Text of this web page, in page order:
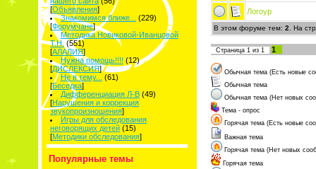
[Объявления]
Знакомимся ближе...
(229)
[Форумчане]
Методика Новиковой-Иванцовой
Т.Н. (551)
[АЛАЛИЯ]
Нужна помощь!!!! (12)
[ДИСЛЕКСИЯ]
Не в тему...
(61)
[Беседка]
Дифференциация Л-В (49)
[Нарушения и коррекция
звукопроизношения]
Игры для обследования
неговорящих детей (15)
[Методики обследования]
Популярные темы
Логоур
В этом форуме тем: 2 . На
Страница 1из 1 1
Обычная тема (Есть новые
Обычная тема
Обычная тема (Нет новых
Тема - опрос
Горячая тема (Есть новые
Важная тема
Горячая тема (Нет новых
Горячая тема